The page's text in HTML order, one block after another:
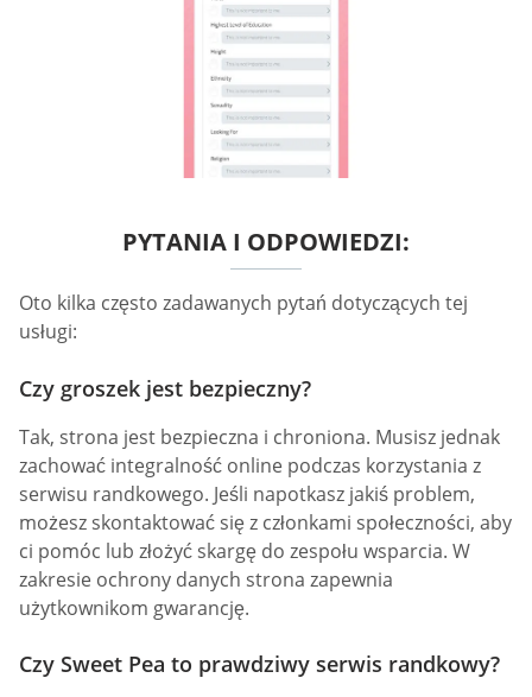
PYTANIA I ODPOWIEDZI:
Oto kilka często zadawanych pytań dotyczących tej
usługi:
Czy groszek jest bezpieczny?
Tak, strona jest bezpieczna i chroniona. Musisz jednak
zachować integralność online podczas korzystania z
serwisu randkowego. Jeśli napotkasz jakiś problem,
możesz skontaktować się z członkami społeczności, aby
ci pomóc lub złożyć skargę do zespołu wsparcia. W
zakresie ochrony danych strona zapewnia
użytkownikom gwarancję.
Czy Sweet Pea to prawdziwy serwis randkowy?